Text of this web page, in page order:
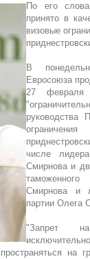
По его
принято в
визовые
В
Евросоюза
27 февраля
руководства
числе
Смирнова и
Смирнова и
партии Олега
"Запрет
на